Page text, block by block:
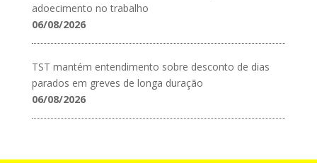
adoecimento no trabalho
06/08/2026
TST mantém entendimento sobre desconto de dias
parados em greves de longa duração
06/08/2026